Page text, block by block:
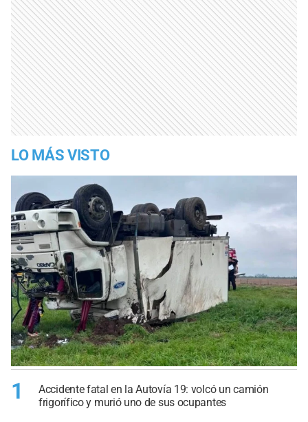
LO MÁS VISTO
1
Accidente fatal en la Autovía 19: volcó un camión
frigorífico y murió uno de sus ocupantes